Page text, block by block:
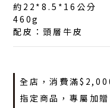
約22*8.5*16公分
460g
配皮：頭層牛皮
全店，消費滿
指定商品，專屬加